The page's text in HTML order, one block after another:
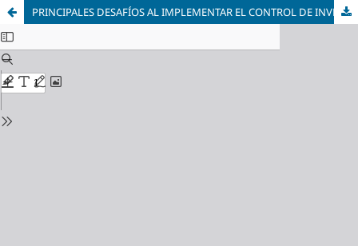
PRINCIPALES DESAFÍOS AL IMPLEMENTAR EL CONTROL DE INVENTARIOS DE ACUERDO CON EL ANEXO 24 EN EMPRESAS IMMEX